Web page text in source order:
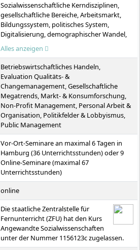
Sozialwissenschaftliche Kerndisziplinen,
gesellschaftliche Bereiche, Arbeitsmarkt,
Bildungssystem, politisches System,
Digitalisierung, demographischer Wandel,
soziale Ungleichheit, methodische
Kernkompetenzen, drei von acht
Kerndisziplinen der Soziologie
Alles anzeigen
Betriebswirtschaftliches Handeln,
Evaluation Qualitäts- &
Changemanagement, Gesellschaftliche
Megatrends, Markt- & Konsumforschung,
Non-Profit Management, Personal Arbeit &
Organisation, Politikfelder & Lobbyismus,
Public Management
Vor-Ort-Seminare an maximal 6 Tagen in
Hamburg (36 Unterrichtsstunden) oder 9
Online-Seminare (maximal 67
Unterrichtsstunden)
online
Die staatliche Zentralstelle für
Fernunterricht (ZFU) hat den Kurs
Angewandte Sozialwissenschaften
unter der Nummer 1156123c zugelassen.